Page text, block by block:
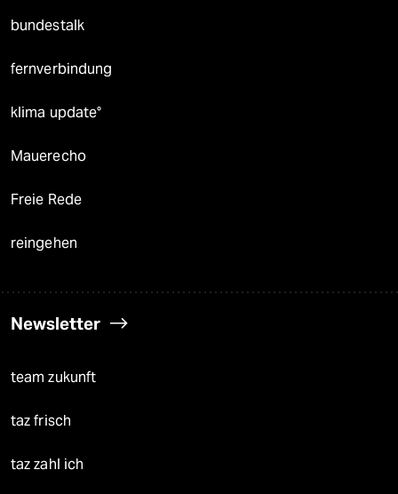
bundestalk
fernverbindung
klima update°
Mauerecho
Freie Rede
reingehen
Newsletter
team zukunft
taz frisch
taz zahl ich